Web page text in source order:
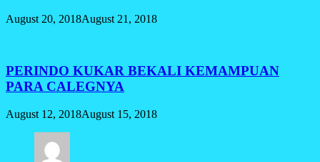
August 20, 2018August 21, 2018
PERINDO KUKAR BEKALI KEMAMPUAN
PARA CALEGNYA
August 12, 2018August 15, 2018